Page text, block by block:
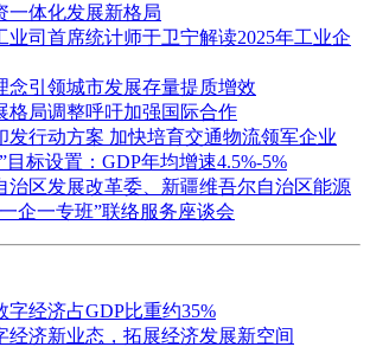
一体化发展新格局
业司首席统计师于卫宁解读2025年工业企
念引领城市发展存量提质增效
格局调整呼吁加强国际合作
发行动方案 加快培育交通物流领军企业
目标设置：GDP年均增速4.5%-5%
治区发展改革委、新疆维吾尔自治区能源
企一专班”联络服务座谈会
字经济占GDP比重约35%
经济新业态，拓展经济发展新空间